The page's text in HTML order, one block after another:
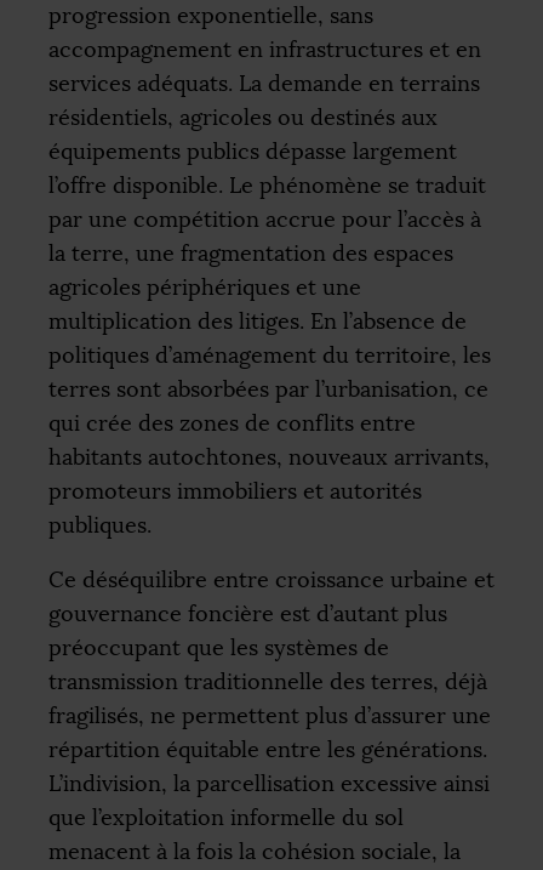
progression exponentielle, sans
accompagnement en infrastructures et en
services adéquats. La demande en terrains
résidentiels, agricoles ou destinés aux
équipements publics dépasse largement
l’offre disponible. Le phénomène se traduit
par une compétition accrue pour l’accès à
la terre, une fragmentation des espaces
agricoles périphériques et une
multiplication des litiges. En l’absence de
politiques d’aménagement du territoire, les
terres sont absorbées par l’urbanisation, ce
qui crée des zones de conflits entre
habitants autochtones, nouveaux arrivants,
promoteurs immobiliers et autorités
publiques.
Ce déséquilibre entre croissance urbaine et
gouvernance foncière est d’autant plus
préoccupant que les systèmes de
transmission traditionnelle des terres, déjà
fragilisés, ne permettent plus d’assurer une
répartition équitable entre les générations.
L’indivision, la parcellisation excessive ainsi
que l’exploitation informelle du sol
menacent à la fois la cohésion sociale, la